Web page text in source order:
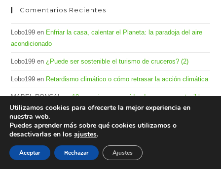
Comentarios Recientes
Lobo199 en Enfriar la casa, calentar el Planeta: la paradoja del aire
acondicionado
Lobo199 en¿Puede ser sostenible el turismo de cruceros? (2)
Lobo199 en Retardismo climático o cómo retrasar la acción climática
MABEL RONCALen10 consejos para cuidar de manera sostenible
tus dispositivos electrónicos
MABEL RONCALenLa tecnología que ya no te sirve es un tesoro
Archivos
Utilizamos cookies para ofrecerte la mejor experiencia en
nuestra web.
Puedes aprender más sobre qué cookies utilizamos o
desactivarlas en los ajustes.
Aceptar Rechazar Ajustes